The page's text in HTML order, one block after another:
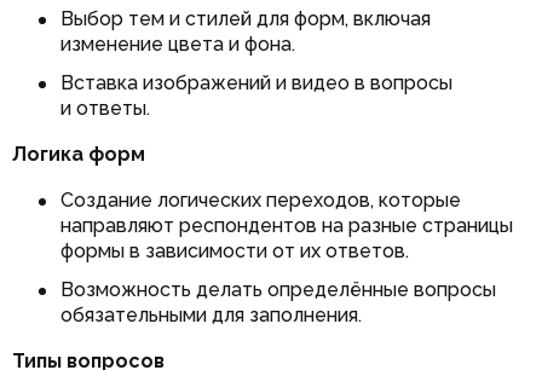
Выбор тем и стилей для форм, включая
изменение цвета и фона.
Вставка изображений и видео в вопросы
и ответы.
Логика форм
Создание логических переходов, которые
направляют респондентов на разные страницы
формы в зависимости от их ответов.
Возможность делать определённые вопросы
обязательными для заполнения.
Типы вопросов